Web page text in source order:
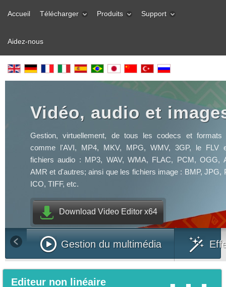
Accueil Télécharger Produits Support
Aidez-nous
Vidéo, audio et
Gestion, virtuellement, de tous les codecs et formats
comme l'AVI, MP4, MKV, MPG, WMV, 3GP, le FLV
fichiers audio : MP3, WAV, WMA, FLAC, PCM, OGG,
AMR et d'autres; ainsi que les fichiers image : BMP, JPG,
ICO, TIFF, etc.
Download Video Editor x64
Gestion du multimédia
Editeur non linéaire